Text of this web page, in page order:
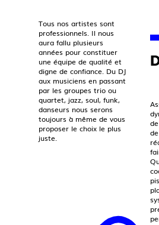
Tous nos artistes sont
professionnels. Il nous
aura fallu plusieurs
années pour constituer
une équipe de qualité et
digne de confiance. Du DJ
aux musiciens en passant
par les groupes trio ou
quartet, jazz, soul, funk,
danseurs nous serons
toujours à même de vous
proposer le choix le plus
juste.